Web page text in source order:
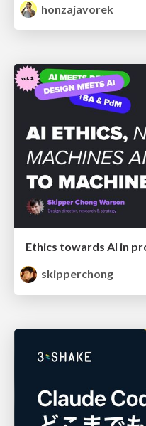
honzajavorek
skipperchong